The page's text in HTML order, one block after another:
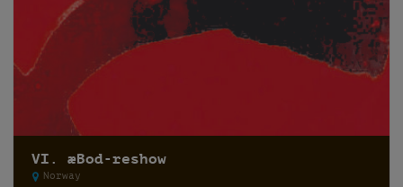
VI. æBod-reshow
Norway